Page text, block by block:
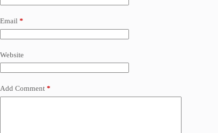
Email *
Website
Add Comment *